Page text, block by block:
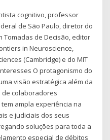
cognitivo, professor
de São Paulo, diretor do
Tomadas de Decisão, editor
in Neuroscience,
(Cambridge) e do MIT
O protagonismo do
visão estratégica além da
de colaboradores
ampla experiência na
e judiciais dos seus
soluções para toda a
especial de débitos